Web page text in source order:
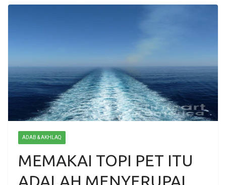
ADAB & AKHLAQ
MEMAKAI TOPI PET ITU
ADALAH MENYERUPAI